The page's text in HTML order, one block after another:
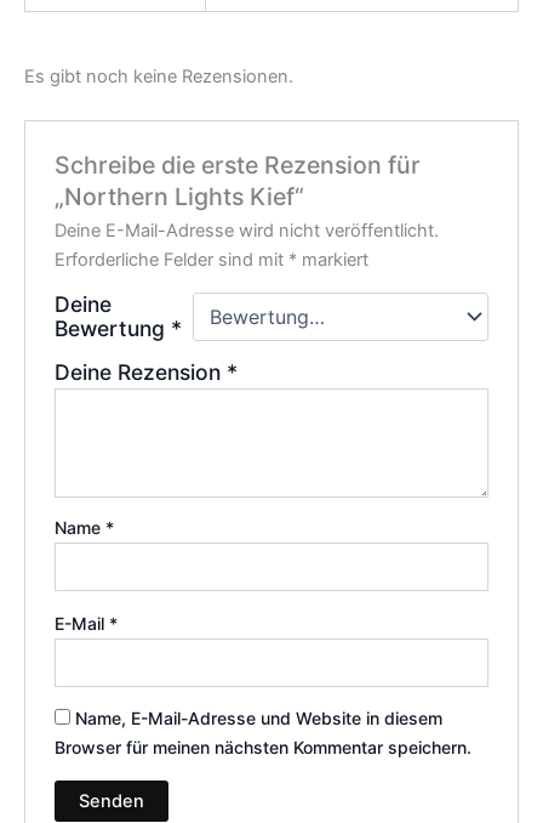
Es gibt noch keine Rezensionen.
Schreibe die erste Rezension für
„Northern Lights Kief“
Deine E-Mail-Adresse wird nicht veröffentlicht.
Erforderliche Felder sind mit * markiert
Deine
Bewertung *
Deine Rezension *
Name *
E-Mail *
Name, E-Mail-Adresse und Website in diesem
Browser für meinen nächsten Kommentar speichern.